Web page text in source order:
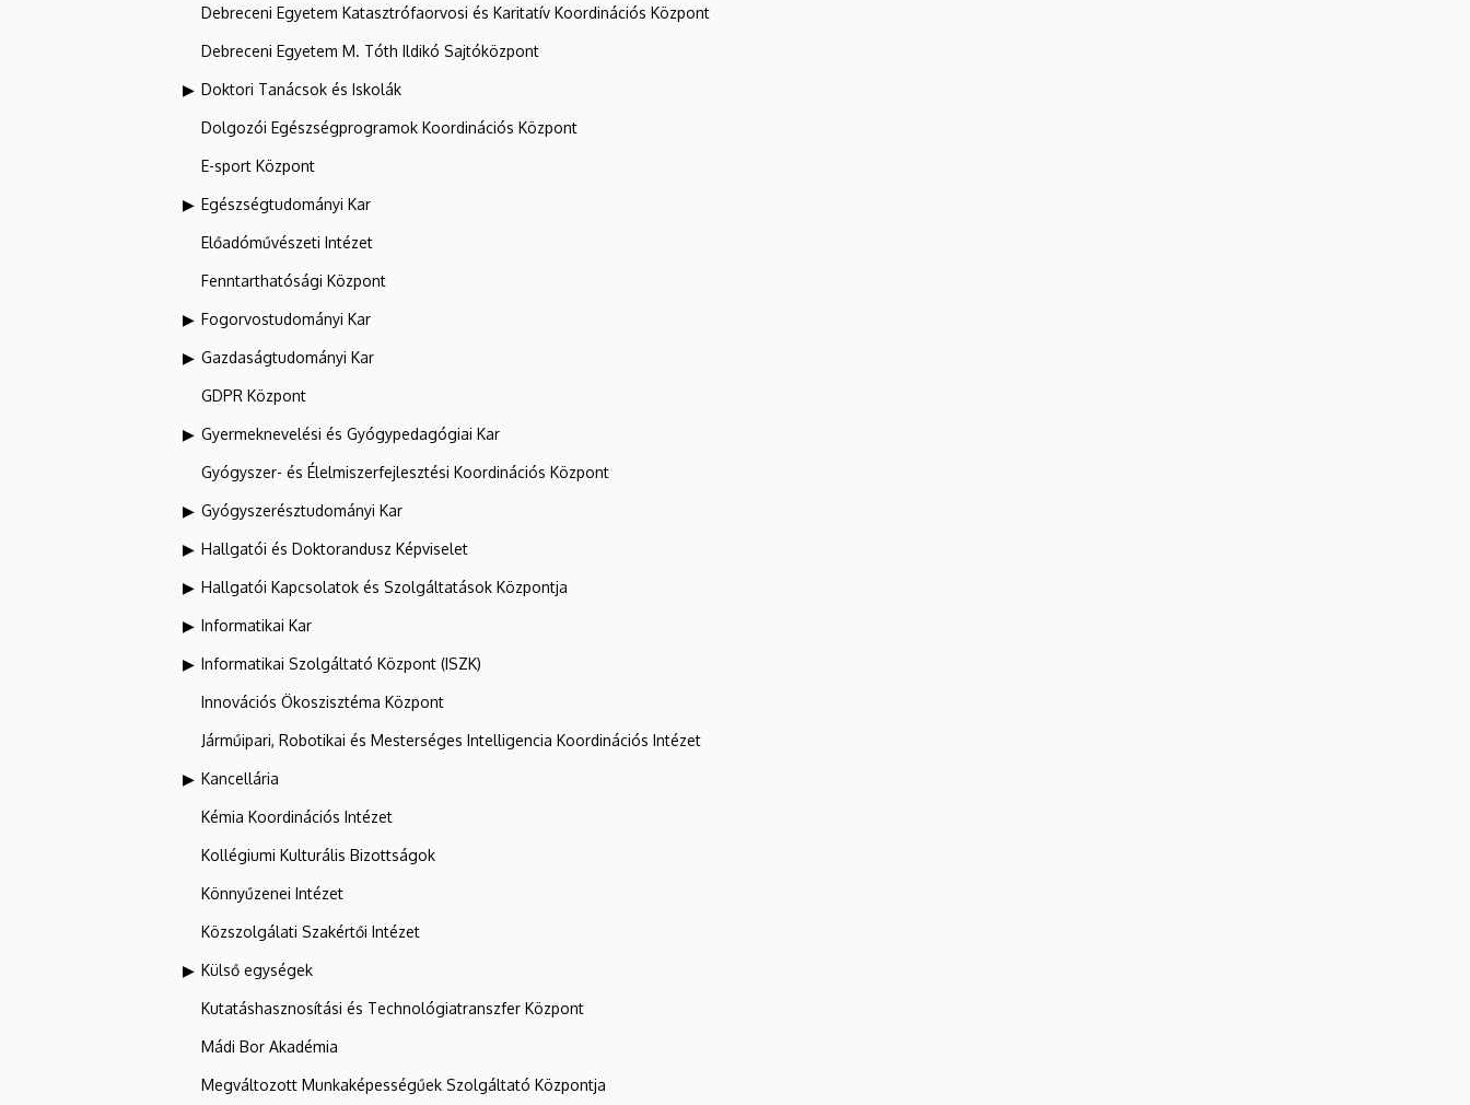
Debreceni Egyetem Katasztrófaorvosi és Karitatív Koordinációs Központ
Debreceni Egyetem M. Tóth Ildikó Sajtóközpont
Doktori Tanácsok és Iskolák
Dolgozói Egészségprogramok Koordinációs Központ
E-sport Központ
Egészségtudományi Kar
Előadóművészeti Intézet
Fenntarthatósági Központ
Fogorvostudományi Kar
Gazdaságtudományi Kar
GDPR Központ
Gyermeknevelési és Gyógypedagógiai Kar
Gyógyszer- és Élelmiszerfejlesztési Koordinációs Központ
Gyógyszerésztudományi Kar
Hallgatói és Doktorandusz Képviselet
Hallgatói Kapcsolatok és Szolgáltatások Központja
Informatikai Kar
Informatikai Szolgáltató Központ (ISZK)
Innovációs Ökoszisztéma Központ
Járműipari, Robotikai és Mesterséges Intelligencia Koordinációs Intézet
Kancellária
Kémia Koordinációs Intézet
Kollégiumi Kulturális Bizottságok
Könnyűzenei Intézet
Közszolgálati Szakértői Intézet
Külső egységek
Kutatáshasznosítási és Technológiatranszfer Központ
Mádi Bor Akadémia
Megváltozott Munkaképességűek Szolgáltató Központja